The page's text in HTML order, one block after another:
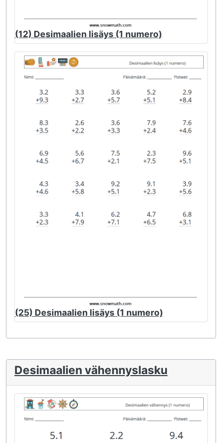
(12) Desimaalien lisäys (1 numero)
(25) Desimaalien lisäys (1 numero)
Desimaalien vähennyslasku